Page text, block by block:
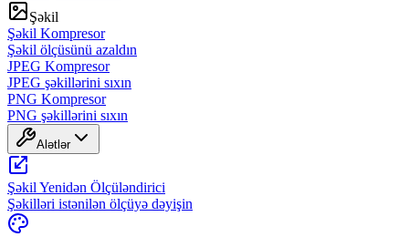
Şəkil
Şəkil Kompresor
Şəkil ölçüsünü azaldın
JPEG Kompresor
JPEG şəkillərini sıxın
PNG Kompresor
PNG şəkillərini sıxın
Alətlər
Şəkil Yenidən Ölçüləndirici
Şəkilləri istənilən ölçüyə dəyişin